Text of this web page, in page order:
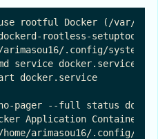
rootful Docker (/var/
dockerd-rootless-
arimasou16/.config/
service docker.service
docker.service
pager --full status
Application Container
arimasou16/.config/